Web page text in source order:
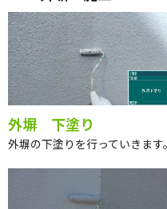
外塀 下塗り
外塀の下塗りを行っていきます。